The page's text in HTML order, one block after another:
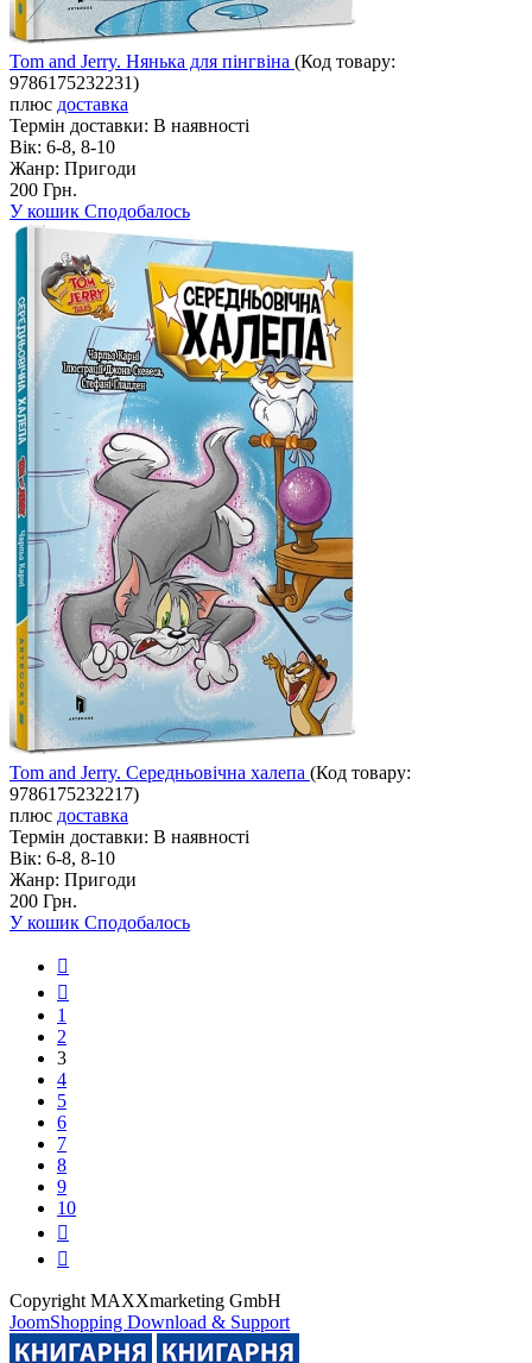
Tom and Jerry. Нянька для пінгвінa (Код товару:
9786175232231)
плюс доставка
Термін доставки: В наявності
Вік: 6-8, 8-10
Жанр: Пригоди
200 Грн.
У кошик Сподобалось
Tom and Jerry. Середньoвічна халепа (Код товару:
9786175232217)
плюс доставка
Термін доставки: В наявності
Вік: 6-8, 8-10
Жанр: Пригоди
200 Грн.
У кошик Сподобалось
1
2
3
4
5
6
7
8
9
10
Copyright MAXXmarketing GmbH
JoomShopping Download & Support